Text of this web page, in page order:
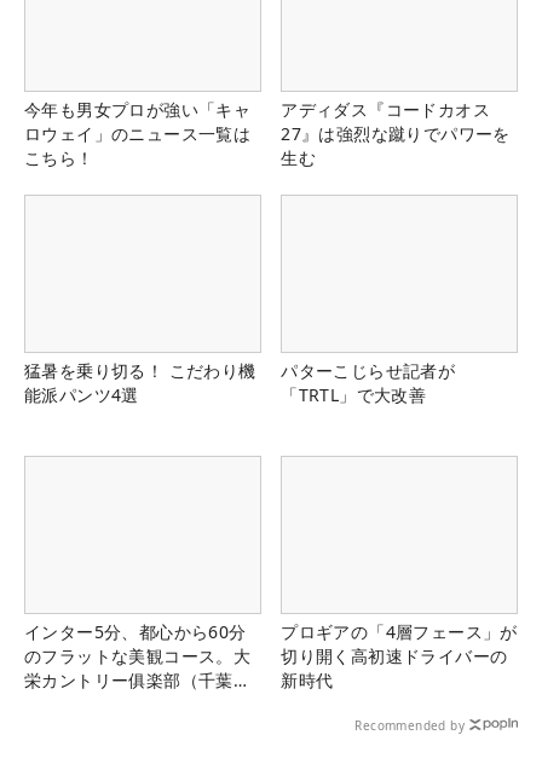
今年も男女プロが強い「キャ
ロウェイ」のニュース一覧は
こちら！
アディダス『コードカオス
27』は強烈な蹴りでパワーを
生む
猛暑を乗り切る！ こだわり機
能派パンツ4選
パターこじらせ記者が
「TRTL」で大改善
インター5分、都心から60分
のフラットな美観コース。大
栄カントリー俱楽部（千葉
プロギアの「4層フェース」が
切り開く高初速ドライバーの
新時代
Recommended by